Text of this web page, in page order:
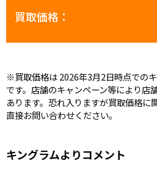
買取価格：
※買取価格は 2026年3月2日時点での
です。店舗のキャンペーン等により店
あります。恐れ入りますが買取価格に
直接お問い合わせください。
キングラムよりコメント